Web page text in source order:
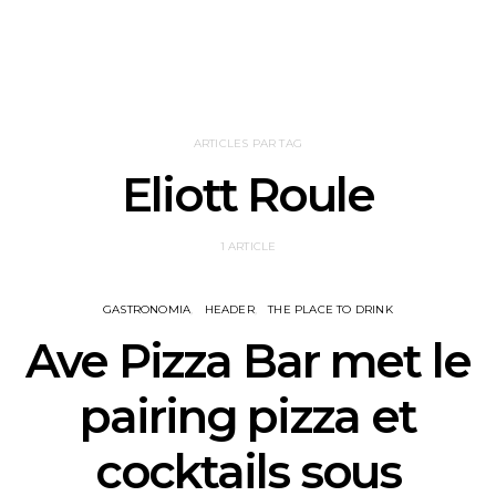
ARTICLES PAR TAG
Eliott Roule
1 ARTICLE
GASTRONOMIA HEADER THE PLACE TO DRINK
Ave Pizza Bar met le
pairing pizza et
cocktails sous